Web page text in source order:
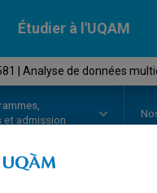
Étudier à l'UQAM
| Analyse de données
et admission